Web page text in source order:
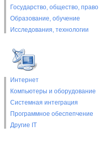
Государство, общество, право
Образование, обучение
Исследования, технологии
Интернет
Компьютеры и оборудование
Системная интеграция
Программное обеспепчение
Другие IT